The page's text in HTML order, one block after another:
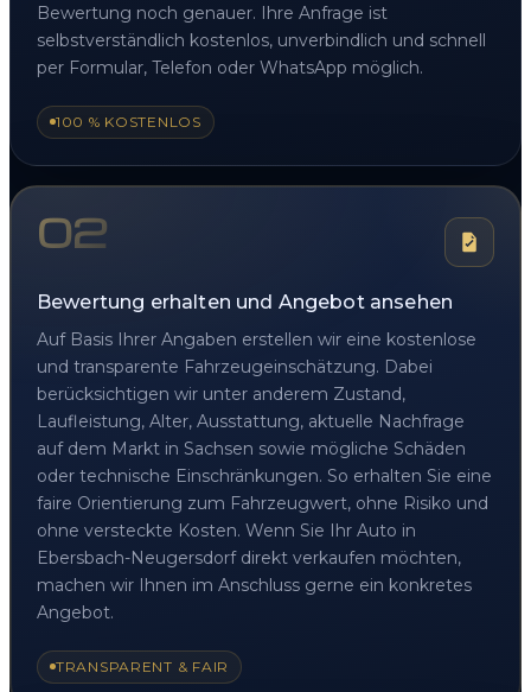
Bewertung noch genauer. Ihre Anfrage ist
selbstverständlich kostenlos, unverbindlich und schnell
per Formular, Telefon oder WhatsApp möglich.
100 % KOSTENLOS
02
Bewertung erhalten und Angebot ansehen
Auf Basis Ihrer Angaben erstellen wir eine kostenlose
und transparente Fahrzeugeinschätzung. Dabei
berücksichtigen wir unter anderem Zustand,
Laufleistung, Alter, Ausstattung, aktuelle Nachfrage
auf dem Markt in Sachsen sowie mögliche Schäden
oder technische Einschränkungen. So erhalten Sie eine
faire Orientierung zum Fahrzeugwert, ohne Risiko und
ohne versteckte Kosten. Wenn Sie Ihr Auto in
Ebersbach-Neugersdorf direkt verkaufen möchten,
machen wir Ihnen im Anschluss gerne ein konkretes
Angebot.
TRANSPARENT & FAIR